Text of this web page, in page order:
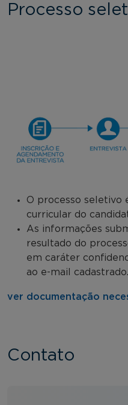
Processo
O processo seletivo
curricular do
As informações
resultado do
em caráter
ao e-mail cadastrado.
ver documentação
Contato